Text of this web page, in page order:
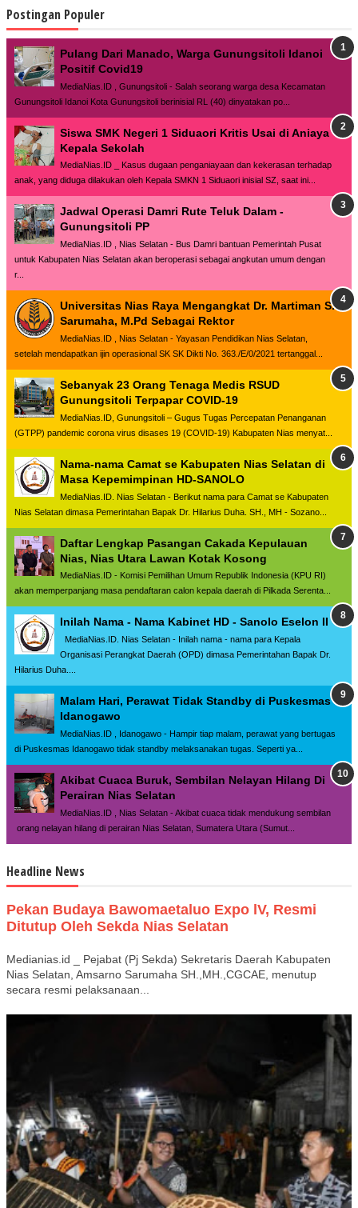
Postingan Populer
Pulang Dari Manado, Warga Gunungsitoli Idanoi
Positif Covid19
MediaNias.ID , Gunungsitoli - Salah seorang warga desa Kecamatan
Gunungsitoli Idanoi Kota Gunungsitoli berinisial RL (40) dinyatakan po...
Siswa SMK Negeri 1 Siduaori Kritis Usai di Aniaya
Kepala Sekolah
MediaNias.ID _ Kasus dugaan penganiayaan dan kekerasan terhadap
anak, yang diduga dilakukan oleh Kepala SMKN 1 Siduaori inisial SZ, saat ini...
Jadwal Operasi Damri Rute Teluk Dalam -
Gunungsitoli PP
MediaNias.ID , Nias Selatan - Bus Damri bantuan Pemerintah Pusat
untuk Kabupaten Nias Selatan akan beroperasi sebagai angkutan umum dengan
r...
Universitas Nias Raya Mengangkat Dr. Martiman S.
Sarumaha, M.Pd Sebagai Rektor
MediaNias.ID , Nias Selatan - Yayasan Pendidikan Nias Selatan,
setelah mendapatkan ijin operasional SK SK Dikti No. 363./E/0/2021 tertanggal...
Sebanyak 23 Orang Tenaga Medis RSUD
Gunungsitoli Terpapar COVID-19
MediaNias.ID, Gunungsitoli – Gugus Tugas Percepatan Penanganan
(GTPP) pandemic corona virus disases 19 (COVID-19) Kabupaten Nias menyat...
Nama-nama Camat se Kabupaten Nias Selatan di
Masa Kepemimpinan HD-SANOLO
MediaNias.ID. Nias Selatan - Berikut nama para Camat se Kabupaten
Nias Selatan dimasa Pemerintahan Bapak Dr. Hilarius Duha. SH., MH - Sozano...
Daftar Lengkap Pasangan Cakada Kepulauan
Nias, Nias Utara Lawan Kotak Kosong
MediaNias.ID - Komisi Pemilihan Umum Republik Indonesia (KPU RI)
akan memperpanjang masa pendaftaran calon kepala daerah di Pilkada Serenta...
Inilah Nama - Nama Kabinet HD - Sanolo Eselon II
MediaNias.ID. Nias Selatan - Inilah nama - nama para Kepala
Organisasi Perangkat Daerah (OPD) dimasa Pemerintahan Bapak Dr.
Hilarius Duha....
Malam Hari, Perawat Tidak Standby di Puskesmas
Idanogawo
MediaNias.ID , Idanogawo - Hampir tiap malam, perawat yang bertugas
di Puskesmas Idanogawo tidak standby melaksanakan tugas. Seperti ya...
Akibat Cuaca Buruk, Sembilan Nelayan Hilang Di
Perairan Nias Selatan
MediaNias.ID , Nias Selatan - Akibat cuaca tidak mendukung sembilan
orang nelayan hilang di perairan Nias Selatan, Sumatera Utara (Sumut...
Headline News
Pekan Budaya Bawomaetaluo Expo lV, Resmi
Ditutup Oleh Sekda Nias Selatan
Medianias.id _ Pejabat (Pj Sekda) Sekretaris Daerah Kabupaten
Nias Selatan, Amsarno Sarumaha SH.,MH.,CGCAE, menutup
secara resmi pelaksanaan...